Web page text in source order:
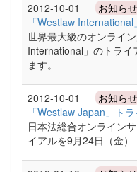
2012-10-01 お知ら
「Westlaw
世界最大級のオンライ
International」のトライ
ます。
2012-10-01 お知ら
「Westlaw Japan」ト
日本法総合オンライン
イアルを9月24日（金）